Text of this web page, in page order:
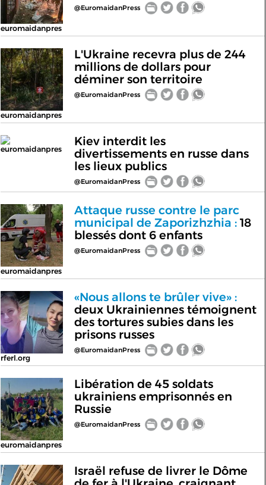
euromaidanpres
@EuromaidanPress
euromaidanpres
L'Ukraine recevra plus de 244
millions de dollars pour
déminer son territoire
@EuromaidanPress
euromaidanpres
Kiev interdit les
divertissements en russe dans
les lieux publics
@EuromaidanPress
euromaidanpres
Attaque russe contre le parc
municipal de Zaporizhzhia :18
blessés dont 6 enfants
@EuromaidanPress
rferl.org
«Nous allons te brûler vive» :
deux Ukrainiennes témoignent
des tortures subies dans les
prisons russes
@EuromaidanPress
euromaidanpres
Libération de 45 soldats
ukrainiens emprisonnés en
Russie
@EuromaidanPress
Israël refuse de livrer le Dôme